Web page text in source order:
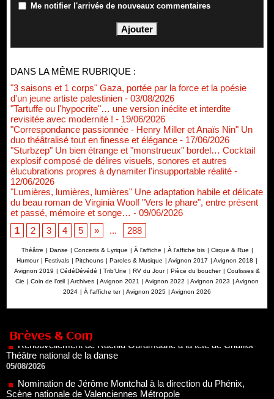
Me notifier l'arrivée de nouveaux commentaires
DANS LA MÊME RUBRIQUE :
"3 saisons et 1 corps" Gaza, portée par la force et la poésie
d'un jeune artiste palestinien - 03/08/2026
"Tartuffe ou l'hypocrite"… une version inédite et interdite
revisitée avec modernité ! - 19/06/2026
"Correspondance passionnée - Henry Miller et Anaïs Nin" Un
duo théâtralisé tout en finesse et élégance - 17/06/2026
"Sturbzep" Un bien étrange et "monstrueux" bordel… Cocktail
explosif composé de délires visuels, sonores et autres
élucubrations propres à dynamiter l'insupportable réalité -
12/06/2026
"Lumières, lumières, lumières" Une adaptation habile et délicate
du beau roman de Virginia Woolf "Vers le phare", entre présent
et passé, mémoire et songe… - 09/06/2026
1
2 3 4 5 » ... 288
Théâtre | Danse | Concerts & Lyrique | À l'affiche | À l'affiche bis | Cirque & Rue |
Humour | Festivals | Pitchouns | Paroles & Musique | Avignon 2017 | Avignon 2018 |
Avignon 2019 | CédéDévédé | Trib'Une | RV du Jour | Pièce du boucher | Coulisses &
Cie | Coin de l’œil | Archives | Avignon 2021 | Avignon 2022 | Avignon 2023 | Avignon
2024 | À l'affiche ter | Avignon 2025 | Avignon 2026
Brèves & Com
Théâtre national de la danse
Nomination de Jérôme Montchal à la direction du Phénix,
Scène nationale de Valenciennes Métropole
22/07/2026
de la Comédie de Colmar - Centre Dramatique National Grand